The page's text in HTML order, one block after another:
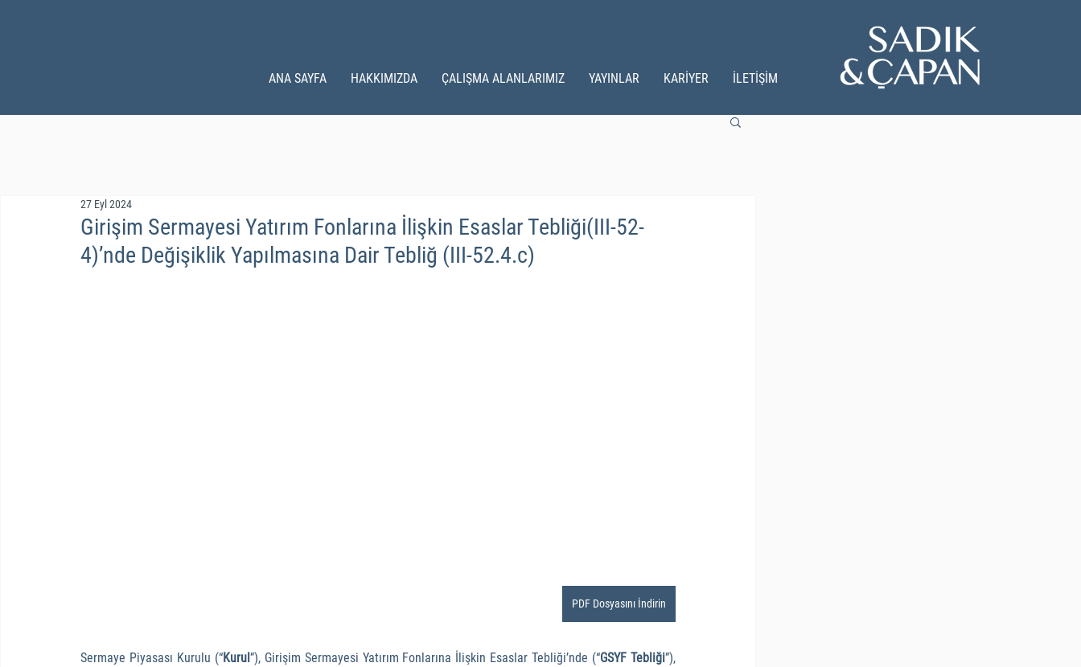
ANA SAYFA HAKKIMIZDA ÇALIŞMA ALANLARIMIZ YAYINLAR KARİYER İLETİŞİM
Girişim Sermayesi Yatırım Fonlarına İlişkin Esaslar Tebliği(III-52-
4)’nde Değişiklik Yapılmasına Dair Tebliğ (III-52.4.c)
27 Eyl 2024
PDF Dosyasını İndirin
Sermaye Piyasası Kurulu (“Kurul”), Girişim Sermayesi Yatırım Fonlarına İlişkin Esaslar Tebliği’nde (“GSYF Tebliği”),